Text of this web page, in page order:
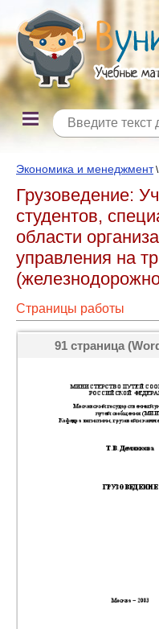
Экономика и менеджмент\
Грузоведение:
студентов,
области
управления на
Страницы работы
91 страница